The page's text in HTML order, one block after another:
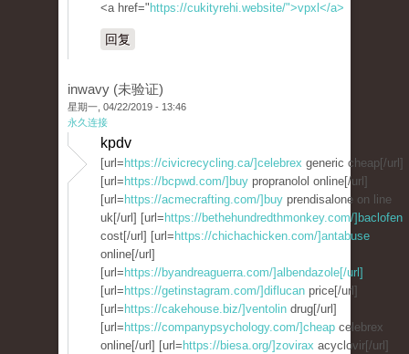
<a href=" https://cukityrehi.website/">vpxl</a>
回复
inwavy (未验证)
星期一, 04/22/2019 - 13:46
永久连接
kpdv
[url= https://civicrecycling.ca/]celebrex generic cheap[/url]
[url= https://bcpwd.com/]buy propranolol online[/url]
[url= https://acmecrafting.com/]buy prendisalone on line
uk[/url] [url= https://bethehundredthmonkey.com/]baclofen
cost[/url] [url= https://chichachicken.com/]antabuse
online[/url]
[url= https://byandreaguerra.com/]albendazole[/url]
[url= https://getinstagram.com/]diflucan price[/url]
[url= https://cakehouse.biz/]ventolin drug[/url]
[url= https://companypsychology.com/]cheap celebrex
online[/url] [url= https://biesa.org/]zovirax acyclovir[/url]